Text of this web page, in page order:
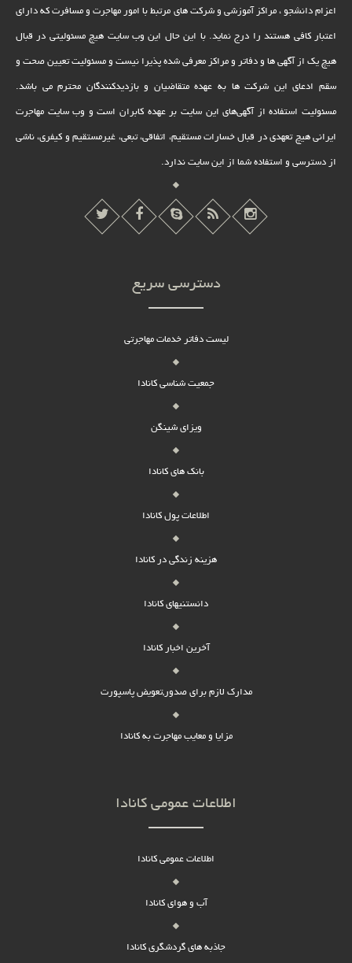
اعزام دانشجو ، مراکز آموزشی و شرکت های مرتبط با امور مهاجرت و مسافرت که دارای
اعتبار کافی هستند را درج نماید. با این حال این وب سایت هیچ مسئولیتی در قبال
هیچ یک از آگهی ها و دفاتر و مراکز معرفی شده پذیرا نیست و مسئولیت تعیین صحت و
سقم ادعای این شرکت ها به عهده متقاضیان و بازدیدکنندگان محترم می باشد.
مسئولیت استفاده از آگهی‌های این سایت بر عهده کابران است و وب سایت مهاجرت
ایرانی هیچ تعهدى در قبال خسارات مستقیم، اتفاقى، تبعى، غیرمستقیم و کیفرى، ناشى
از دسترسى و استفاده شما از این سایت ندارد.
دسترسی سریع
لیست دفاتر خدمات مهاجرتی
جمعیت شناسی کانادا
ویزای شینگن
بانک های کانادا
اطلاعات پول کانادا
هزینه زندگی در کانادا
دانستنیهای کانادا
آخرین اخبار کانادا
مدارک لازم برای صدور,تعویض پاسپورت
مزایا و معایب مهاجرت به کانادا
اطلاعات عمومی کانادا
اطلاعات عمومی کانادا
آب و هوای کانادا
جاذبه های گردشگری کانادا